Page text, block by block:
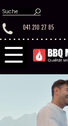
041 210 27 85